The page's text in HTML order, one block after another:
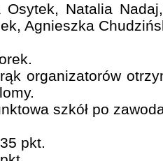
Natalia
Agnieszka
organizatorów
szkół po
pkt.